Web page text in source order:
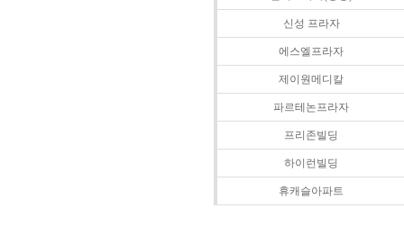
신성 프라자
에스엘프라자
제이원메디칼
파르테논프라자
프리존빌딩
하이런빌딩
휴캐슬아파트